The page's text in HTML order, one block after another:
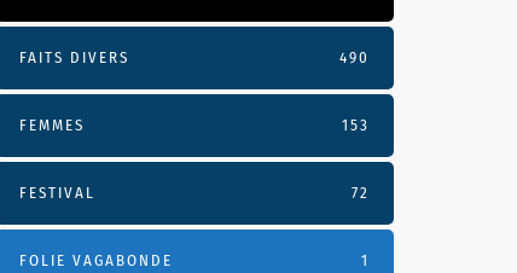
FAITS DIVERS 490
FEMMES 153
FESTIVAL 72
FOLIE VAGABONDE 1